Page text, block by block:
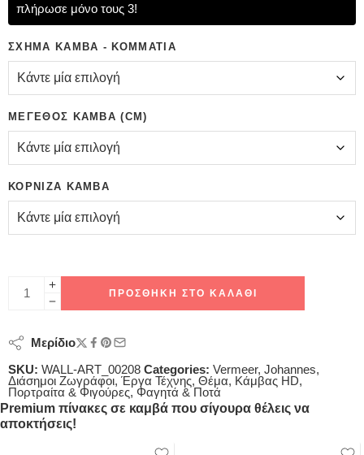
πλήρωσε μόνο τους 3!
ΣΧΉΜΑ ΚΑΜΒΆ - ΚΟΜΜΆΤΙΑ
ΜΈΓΕΘΟΣ ΚΑΜΒΆ (CM)
ΚΟΡΝΊΖΑ ΚΑΜΒΆ
ΠΡΟΣΘΉΚΗ ΣΤΟ ΚΑΛΆΘΙ
Μερίδιο
SKU: WALL-ART_00208 Categories: Vermeer, Johannes,
Διάσημοι Ζωγράφοι, Έργα Τέχνης, Θέμα, Κάμβας HD,
Πορτραίτα & Φιγούρες, Φαγητά & Ποτά
Premium πίνακες σε καμβά που σίγουρα θέλεις να
αποκτήσεις!